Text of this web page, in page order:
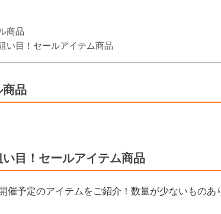
商品
い目！セールアイテム商品
商品
い目！セールアイテム商品
催予定のアイテムをご紹介！数量が少ないものあ